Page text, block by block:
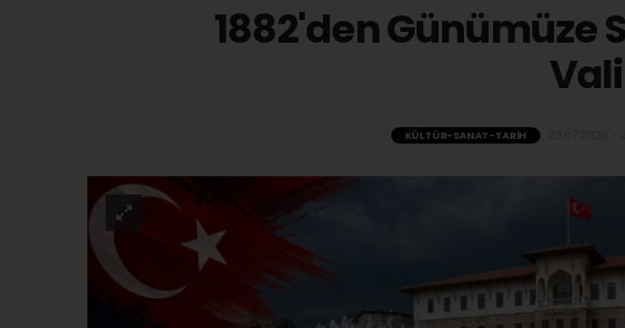
1882'den Günümüze
KÜLTÜR-SANAT-TARIH